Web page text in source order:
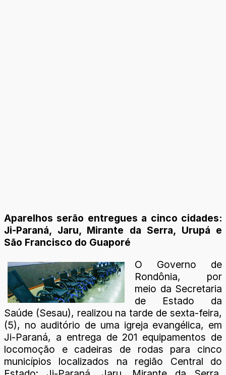
Aparelhos serão entregues a cinco cidades:
Ji-Paraná, Jaru, Mirante da Serra, Urupá e
São Francisco do Guaporé
O Governo de
Rondônia, por
meio da Secretaria
de Estado da
Saúde (Sesau), realizou na tarde de sexta-feira,
(5), no auditório de uma igreja evangélica, em
Ji-Paraná, a entrega de 201 equipamentos de
locomoção e cadeiras de rodas para cinco
municípios localizados na região Central do